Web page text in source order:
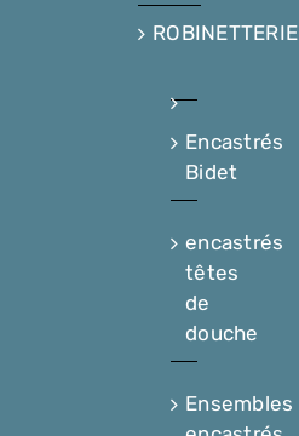
ROBINETTERIE
Encastrés
Bidet
encastrés
têtes
de
douche
Ensembles